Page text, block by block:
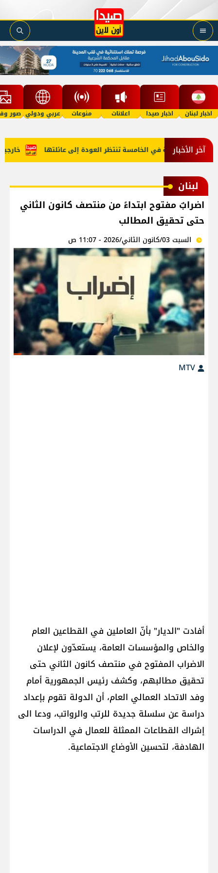
اخبار لبنان اخبار صيدا اعلانات منوعات عربي ودولي صور
آخر الأخبار خارجية "أمل"؟ طفلة في الخامسة تنتظر العودة إلى عائلتها
لبنان
اضرابٌ مفتوح ابتداءً من منتصف كانون الثاني
حتى تحقيق المطالب
السبت 03/كانون الثاني/2026 - 11:07 ص
أفادت "الديار" بأنّ العاملين في القطاعين العام
والخاص والمؤسسات العامة، يستعدّون لإعلان
الاضراب المفتوح في منتصف كانون الثاني حتى
تحقيق مطالبهم، وكشف رئيس الجمهورية أمام
وفد الاتحاد العمالي العام، أن الدولة تقوم بإعداد
دراسة عن سلسلة جديدة للرتب والرواتب، ودعا الى
إشراك القطاعات الممثلة للعمال في الدراسات
الهادفة، لتحسين الأوضاع الاجتماعية.